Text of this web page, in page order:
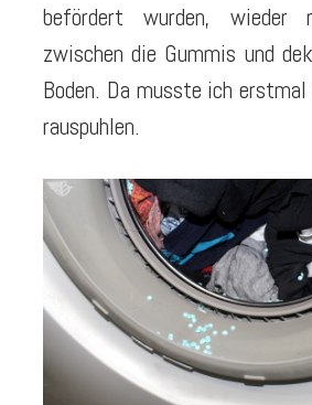
befördert wurden, wieder
zwischen die Gummis und
Boden. Da musste ich
rauspuhlen.